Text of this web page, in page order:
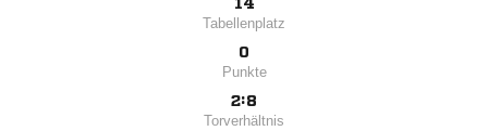
14
Tabellenplatz
0
Punkte
2:8
Torverhältnis